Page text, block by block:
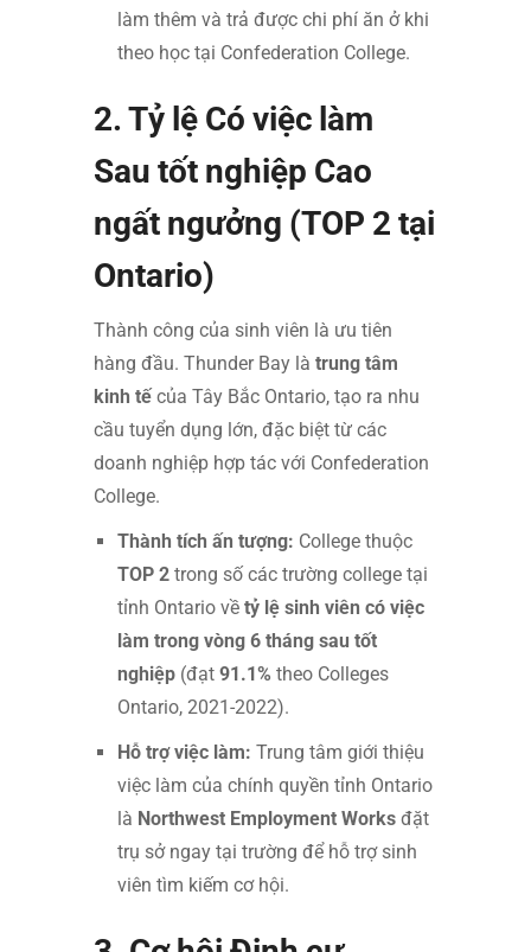
làm thêm và trả được chi phí ăn ở khi
theo học tại Confederation College.
2. Tỷ lệ Có việc làm
Sau tốt nghiệp Cao
ngất ngưởng (TOP 2 tại
Ontario)
Thành công của sinh viên là ưu tiên
hàng đầu. Thunder Bay là trung tâm
kinh tế của Tây Bắc Ontario, tạo ra nhu
cầu tuyển dụng lớn, đặc biệt từ các
doanh nghiệp hợp tác với Confederation
College.
Thành tích ấn tượng: College thuộc
TOP 2 trong số các trường college tại
tỉnh Ontario về tỷ lệ sinh viên có việc
làm trong vòng 6 tháng sau tốt
nghiệp (đạt 91.1% theo Colleges
Ontario, 2021-2022).
Hỗ trợ việc làm: Trung tâm giới thiệu
việc làm của chính quyền tỉnh Ontario
là Northwest Employment Works đặt
trụ sở ngay tại trường để hỗ trợ sinh
viên tìm kiếm cơ hội.